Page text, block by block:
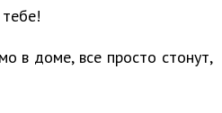
в доме, все просто стонут,